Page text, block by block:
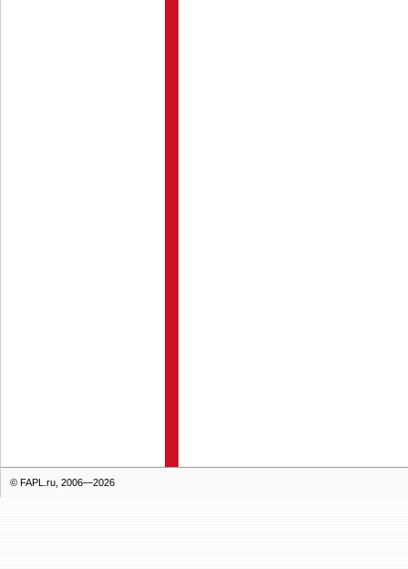
© FAPL.ru, 2006—2026